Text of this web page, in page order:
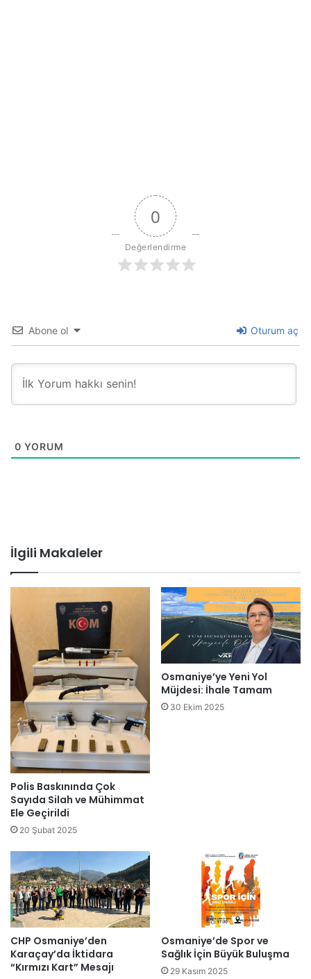
0
Değerlendirme
Abone ol Oturum aç
0 YORUM
İlgili Makaleler
Polis Baskınında Çok
Sayıda Silah ve Mühimmat
Ele Geçirildi
20 Şubat 2025
Osmaniye’ye Yeni Yol
Müjdesi: İhale Tamam
30 Ekim 2025
CHP Osmaniye’den
Karaçay’da İktidara
“Kırmızı Kart” Mesajı
Osmaniye’de Spor ve
Sağlık İçin Büyük Buluşma
29 Kasım 2025